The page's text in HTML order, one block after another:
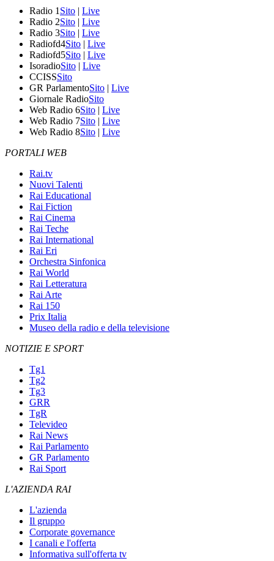
Radio 1 Sito | Live
Radio 2Sito | Live
Radio 3Sito | Live
Radiofd4Sito | Live
Radiofd5Sito | Live
IsoradioSito | Live
CCISSSito
GR ParlamentoSito | Live
Giornale RadioSito
Web Radio 6Sito | Live
Web Radio 7Sito | Live
Web Radio 8Sito | Live
PORTALI WEB
Rai.tv
Nuovi Talenti
Rai Educational
Rai Fiction
Rai Cinema
Rai Teche
Rai International
Rai Eri
Orchestra Sinfonica
Rai World
Rai Letteratura
Rai Arte
Rai 150
Prix Italia
Museo della radio e della televisione
NOTIZIE E SPORT
Tg1
Tg2
Tg3
GRR
TgR
Televideo
Rai News
Rai Parlamento
GR Parlamento
Rai Sport
L'AZIENDA RAI
L'azienda
Il gruppo
Corporate governance
I canali e l'offerta
Informativa sull'offerta tv